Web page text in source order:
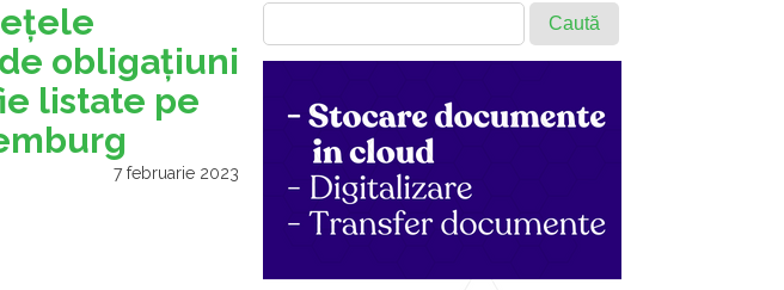
obligaţiuni
listate pe
7 februarie 2023